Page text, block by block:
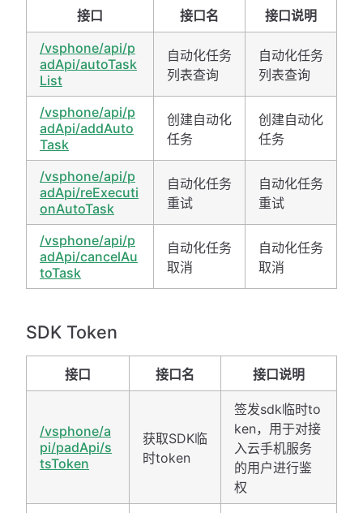
接口 接口名
接口说明
/vsphone/api/p
adApi/autoTask
List
自动化任务
列表查询
自动化任务
列表查询
/vsphone/api/p
adApi/addAuto
Task
创建自动化
任务
创建自动化
任务
/vsphone/api/p
adApi/reExecuti
onAutoTask
自动化任务
重试
自动化任务
重试
/vsphone/api/p
adApi/cancelAu
toTask
自动化任务
取消
自动化任务
取消
SDK Token
接口 接口名 接口说明
/vsphone/a
pi/padApi/s
tsToken
获取SDK临
时token
签发sdk临时to
ken，用于对接
入云手机服务
的用户进行鉴
权